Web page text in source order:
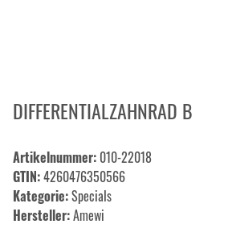
DIFFERENTIALZAHNRAD B
Artikelnummer: 010-22018
GTIN:4260476350566
Kategorie:Specials
Hersteller:Amewi